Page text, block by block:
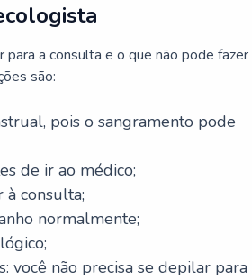
a consulta e o que não pode fazer
são:
pois o sangramento pode
de ir ao médico;
à consulta;
normalmente;
você não precisa se depilar para